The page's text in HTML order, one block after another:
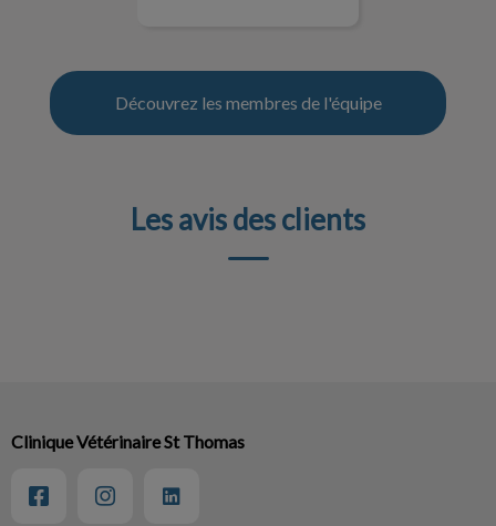
Découvrez les membres de l'équipe
Les avis des clients
Clinique Vétérinaire St Thomas